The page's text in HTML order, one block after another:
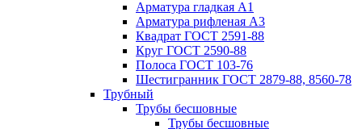
Арматура гладкая А1
Арматура рифленая А3
Квадрат ГОСТ 2591-88
Круг ГОСТ 2590-88
Полоса ГОСТ 103-76
Шестигранник ГОСТ 2879-88, 8560-78
Трубный
Трубы бесшовные
Трубы бесшовные